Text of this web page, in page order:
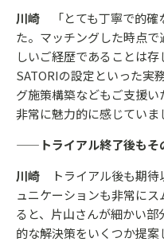
川崎
「とても丁寧で的
た。マッチングした時点
しいご経歴であることは存
SATORIの設定といった実
グ施策構築などもご支援
非常に魅力的に感じていま
——トライアル終了後もそ
川崎
トライアル後も期
ュニケーションも非常に
ると、片山さんが細かい
的な解決策をいくつか提